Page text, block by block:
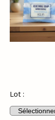
Lot :